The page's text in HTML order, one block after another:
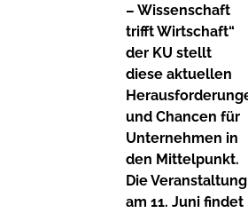
– Wissenschaft
trifft Wirtschaft“
der KU stellt
diese aktuellen
und Chancen für
Unternehmen in
den Mittelpunkt.
Die Veranstaltung
am 11. Juni findet